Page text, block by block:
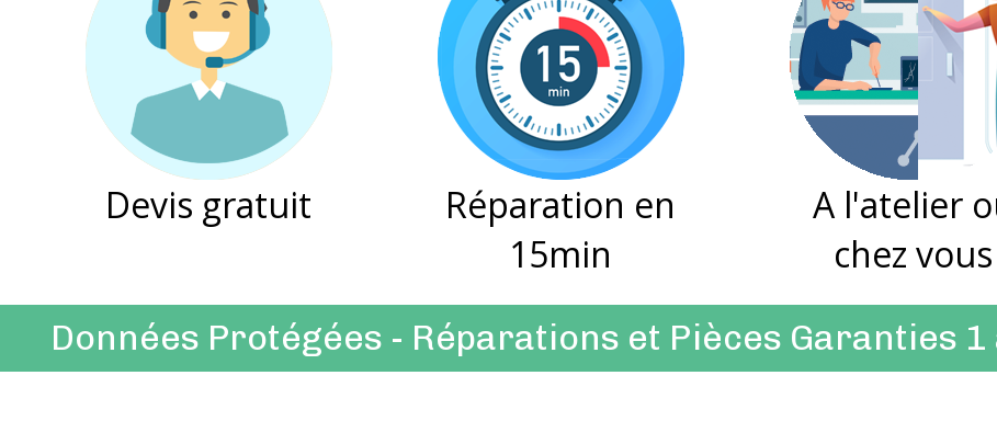
Devis gratuit
Réparation en
15min
A l'atelier
chez vous
Données Protégées - Réparations et Pièces Garanties 1